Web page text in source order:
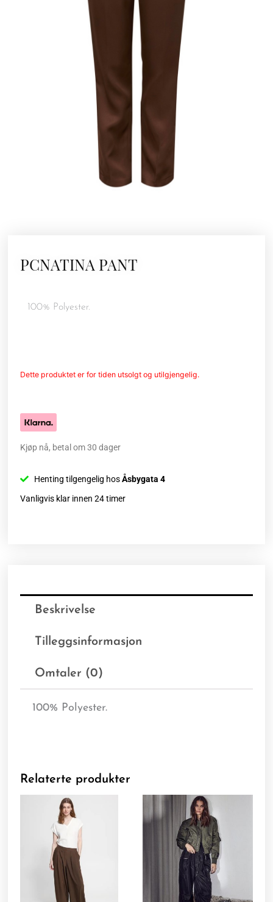
PCNATINA PANT
100% Polyester.
Dette produktet er for tiden utsolgt og utilgjengelig.
Kjøp nå, betal om 30 dager
Henting tilgengelig hosÅsbygata 4
Vanligvis klar innen 24 timer
Beskrivelse
Tilleggsinformasjon
Omtaler (0)
100% Polyester.
Relaterte produkter